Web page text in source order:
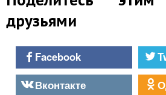
друзьями
Facebook
Вконтакте